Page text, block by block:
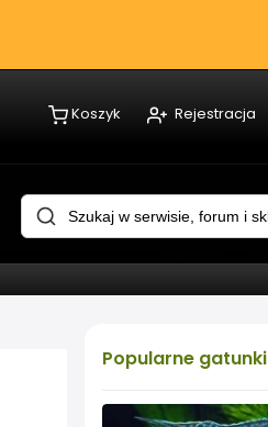
Koszyk Rejestracja
Popularne gatunki